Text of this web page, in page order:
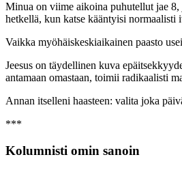
Minua on viime aikoina puhutellut jae 8,
hetkellä, kun katse kääntyisi normaalisti
Vaikka myöhäiskeskiaikainen paasto
Jeesus on täydellinen kuva
antamaan omastaan, toimii radikaalisti
Annan itselleni haasteen: valita joka
***
Kolumnisti omin sanoin